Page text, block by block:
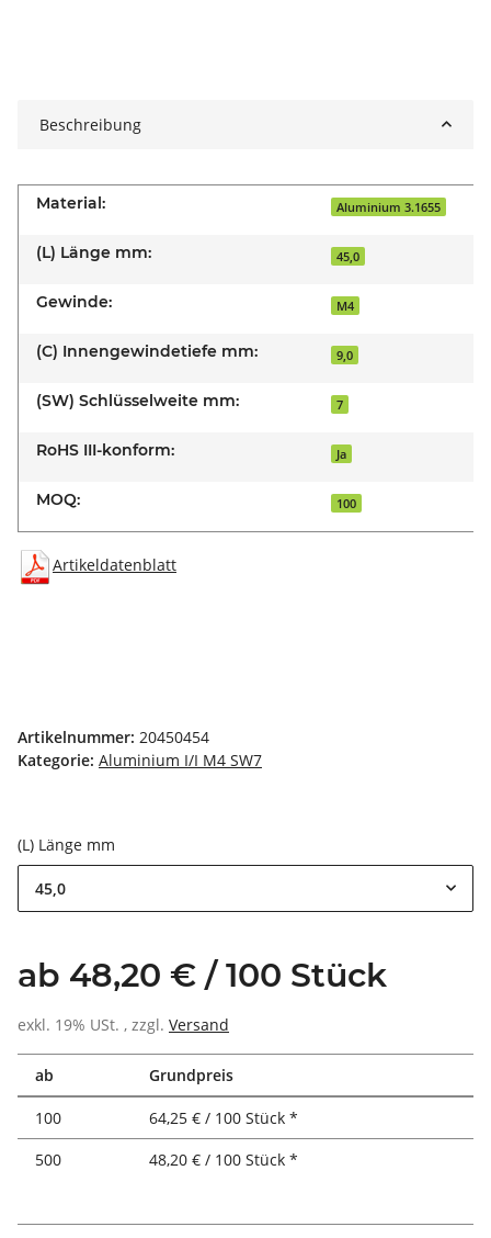
Beschreibung
Material: Aluminium 3.1655
(L) Länge mm: 45,0
Gewinde: M4
(C) Innengewindetiefe mm: 9,0
(SW) Schlüsselweite mm: 7
RoHS III-konform: Ja
MOQ: 100
Artikeldatenblatt
Artikelnummer: 20450454
Kategorie: Aluminium I/I M4 SW7
(L) Länge mm
45,0
ab 48,20 € / 100 Stück
exkl. 19% USt. , zzgl. Versand
ab Grundpreis
100
64,25 € / 100 Stück *
500
48,20 € / 100 Stück *